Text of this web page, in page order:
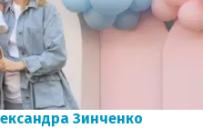
Зинченко